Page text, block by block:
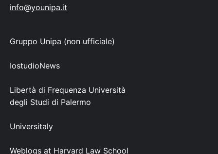
info@younipa.it
Gruppo Unipa (non ufficiale)
IostudioNews
Libertà di Frequenza Università
degli Studi di Palermo
Universitaly
Weblogs at Harvard Law School